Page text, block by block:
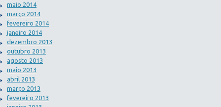
maio 2014
março 2014
fevereiro 2014
janeiro 2014
dezembro 2013
outubro 2013
agosto 2013
maio 2013
abril 2013
março 2013
fevereiro 2013